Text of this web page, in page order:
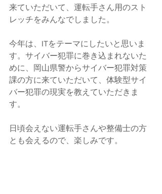
来ていただいて、運転手さん用のスト
レッチをみんなでしました。
今年は、ITをテーマにしたいと思いま
す。サイバー犯罪に巻き込まれないた
めに、岡山県警からサイバー犯罪対策
課の方に来ていただいて、体験型サイ
バー犯罪の現実を教えていただきま
す。
日頃会えない運転手さんや整備士の方
とも会えるので、楽しみです。